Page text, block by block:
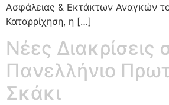
Ασφάλειας & Εκτάκτων Αναγκών
Καταρρίχηση, η […]
Νέες Διακρίσεις
Πανελλήνιο
Σκάκι